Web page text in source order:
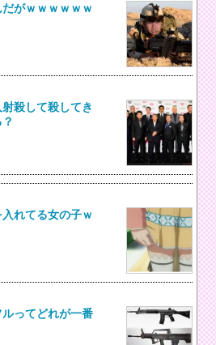
がｗｗｗｗｗｗ
殺して殺してき
れてる女の子ｗ
ってどれが一番